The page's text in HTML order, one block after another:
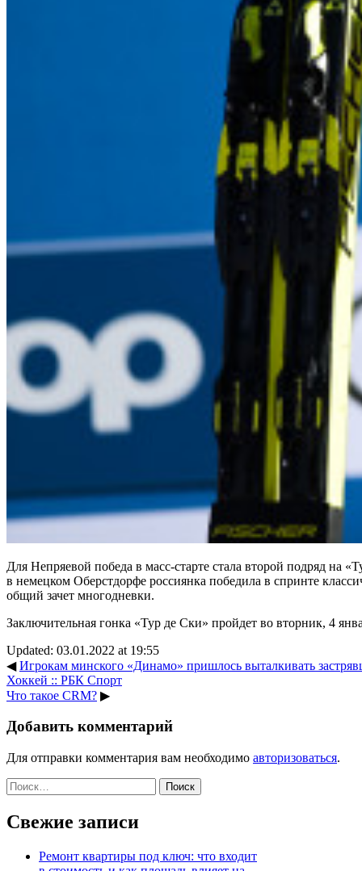
Для Непряевой победа в масс-старте стала второй подряд на
в немецком Оберстдорфе россиянка победила в спринте
общий зачет многодневки.
Заключительная гонка «Тур де Ски» пройдет во вторник, 4
Updated: 03.01.2022 at 19:55
◀Игрокам минского «Динамо» пришлось выталкивать
Хоккей :: РБК Спорт
Что такое CRM? ▶
Добавить комментарий
Для отправки комментария вам необходимо авторизоваться.
Найти:
Свежие записи
Ремонт квартиры под ключ: что входит